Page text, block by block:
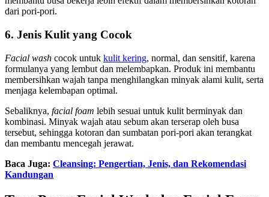
dari pori-pori​.
6. Jenis Kulit yang Cocok
Facial wash cocok untuk kulit kering, normal, dan sensitif, karena
formulanya yang lembut dan melembapkan. Produk ini membantu
membersihkan wajah tanpa menghilangkan minyak alami kulit, serta
menjaga kelembapan optimal.
Sebaliknya, facial foam lebih sesuai untuk kulit berminyak dan
kombinasi. Minyak wajah atau sebum akan terserap oleh busa
tersebut, sehingga kotoran dan sumbatan pori-pori akan terangkat
dan membantu mencegah jerawat.
Baca Juga: Cleansing: Pengertian, Jenis, dan Rekomendasi
Kandungan